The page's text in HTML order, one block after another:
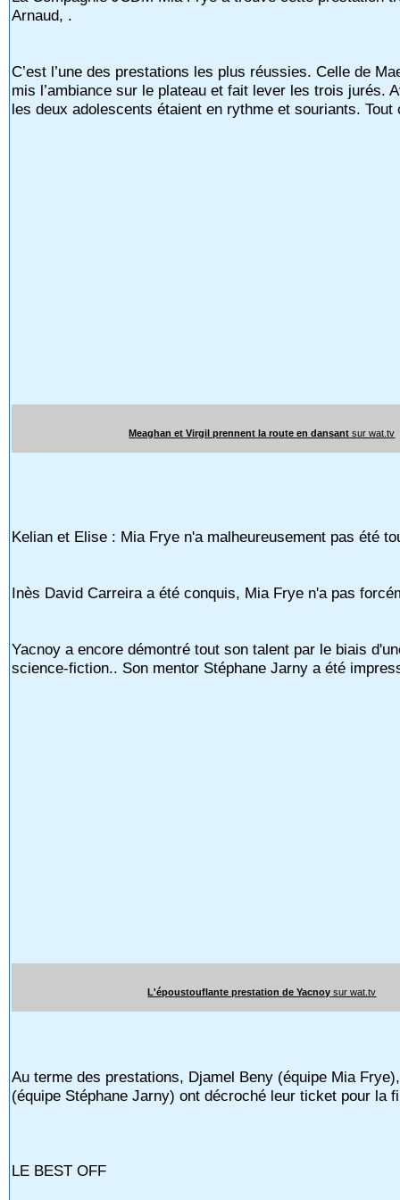
Arnaud, .
C’est l’une des prestations les plus réussies. Celle de
mis l’ambiance sur le plateau et fait lever les trois jurés.
les deux adolescents étaient en rythme et souriants.
Meaghan et Virgil prennent la route en dansant sur wat.tv
Kelian et Elise : Mia Frye n'a malheureusement pas été
Inès David Carreira a été conquis, Mia Frye n'a pas
Yacnoy a encore démontré tout son talent par le biais
science-fiction.. Son mentor Stéphane Jarny a été
L'époustouflante prestation de Yacnoy sur wat.tv
Au terme des prestations, Djamel Beny (équipe Mia
(équipe Stéphane Jarny) ont décroché leur ticket pour la
LE BEST OFF